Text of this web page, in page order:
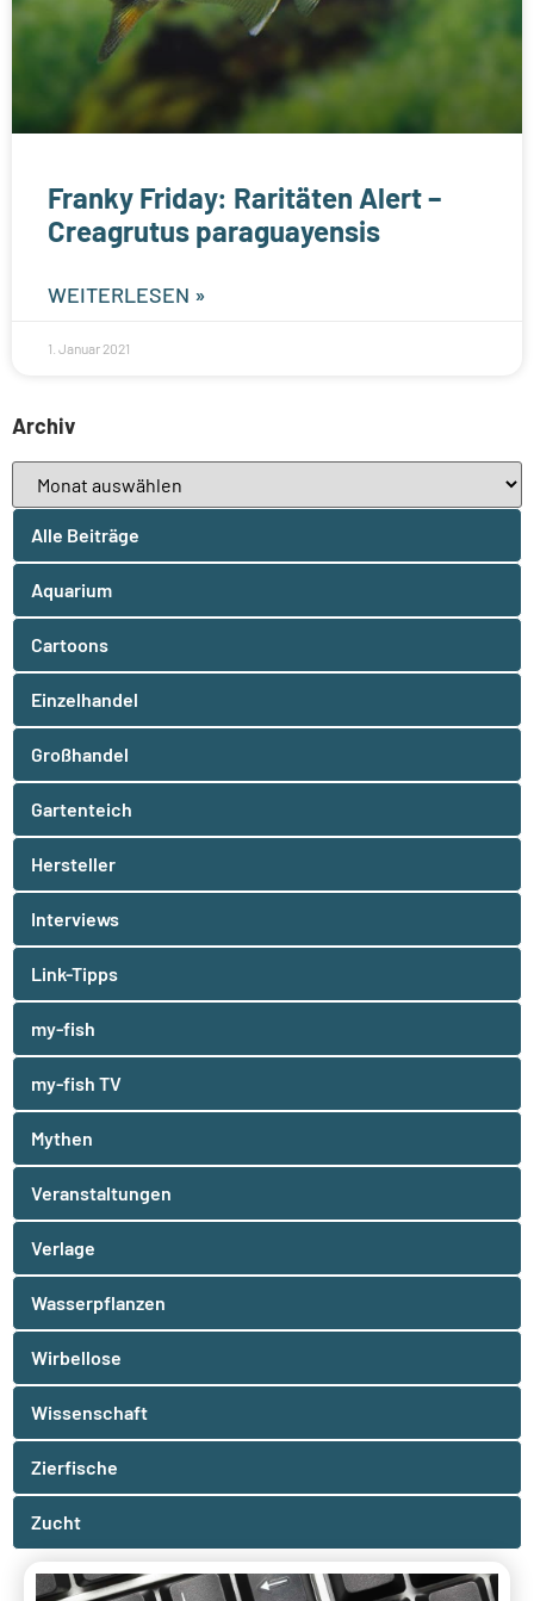
Franky Friday: Raritäten Alert –
Creagrutus paraguayensis
WEITERLESEN »
1. Januar 2021
Archiv
Alle Beiträge
Aquarium
Cartoons
Einzelhandel
Großhandel
Gartenteich
Hersteller
Interviews
Link-Tipps
my-fish
my-fish TV
Mythen
Veranstaltungen
Verlage
Wasserpflanzen
Wirbellose
Wissenschaft
Zierfische
Zucht